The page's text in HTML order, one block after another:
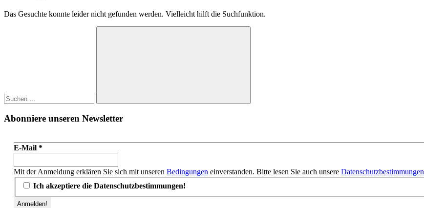
Das Gesuchte konnte leider nicht gefunden werden. Vielleicht hilft die Suchfunktion.
Suchen
Abonniere unseren Newsletter
E-Mail *
Mit der Anmeldung erklären Sie sich mit unseren Bedingungen einverstanden. Bitte lesen Sie auch unsere Datenschutzbestimmungen
Ich akzeptiere die Datenschutzbestimmungen!